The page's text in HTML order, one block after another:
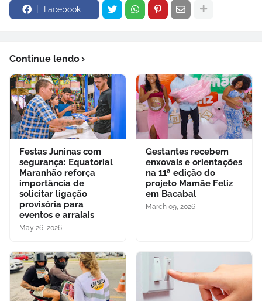
Facebook
Continue lendo
Festas Juninas com
segurança: Equatorial
Maranhão reforça
importância de
solicitar ligação
provisória para
eventos e arraiais
May 26, 2026
Gestantes recebem
enxovais e orientações
na 11ª edição do
projeto Mamãe Feliz
em Bacabal
March 09, 2026